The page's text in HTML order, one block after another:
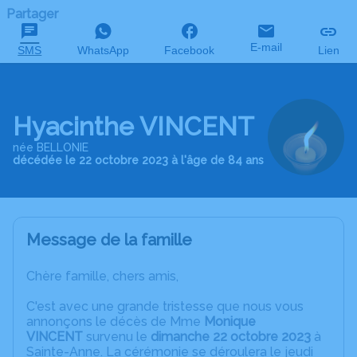
Partager
SMS WhatsApp Facebook E-mail Lien
Hyacinthe VINCENT
née BELLONIE
décédée le 22 octobre 2023 à l'âge de 84 ans
Message de la famille
Chère famille, chers amis,
C'est avec une grande tristesse que nous vous
annonçons le décès de Mme Monique
VINCENT survenu le dimanche 22 octobre 2023 à
Sainte-Anne. La cérémonie se déroulera le jeudi